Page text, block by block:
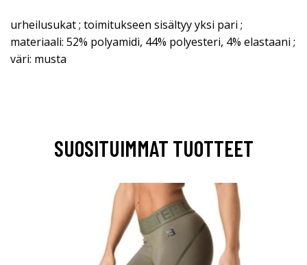
urheilusukat ; toimitukseen sisältyy yksi pari ;
materiaali: 52% polyamidi, 44% polyesteri, 4% elastaani ;
väri: musta
SUOSITUIMMAT TUOTTEET